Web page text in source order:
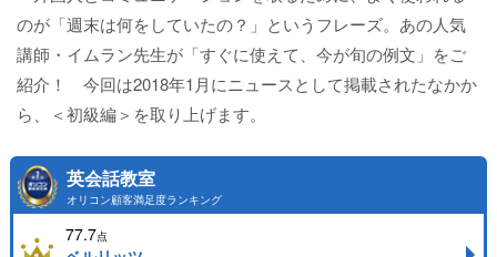
のが「週末は何をしていたの？」というフレーズ。あの人気
講師・イムラン先生が「すぐに使えて、今が旬の例文」をご
紹介！ 今回は2018年1月にニュースとして掲載されたなかか
ら、＜初級編＞を取り上げます。
英会話教室
オリコン顧客満足度ランキング
77.7点